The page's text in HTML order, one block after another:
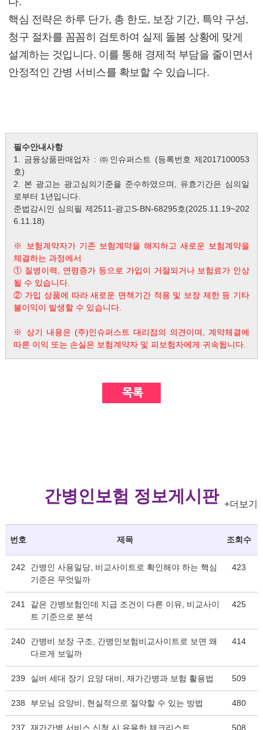
핵심 전략은 하루 단가, 총 한도, 보장 기간, 특약 구성,
청구 절차를 꼼꼼히 검토하여 실제 돌봄 상황에 맞게
설계하는 것입니다. 이를 통해 경제적 부담을 줄이면서
안정적인 간병 서비스를 확보할 수 있습니다.
필수안내사항
1. 금융상품판매업자 : ㈜인슈퍼스트 (등록번호 제2017100053
호)
2. 본 광고는 광고심의기준을 준수하였으며, 유효기간은 심의일
로부터 1년입니다.
준법감시인 심의필 제2511-광고S-BN-68295호(2025.11.19~202
6.11.18)
※ 보험계약자가 기존 보험계약을 해지하고 새로운 보험계약을
체결하는 과정에서
① 질병이력, 연령증가 등으로 가입이 거절되거나 보험료가 인상
될 수 있습니다.
② 가입 상품에 따라 새로운 면책기간 적용 및 보장 제한 등 기타
불이익이 발생할 수 있습니다.
※ 상기 내용은 (주)인슈퍼스트 대리점의 의견이며, 계약체결에
따른 이익 또는 손실은 보험계약자 및 피보험자에게 귀속됩니다.
간병인보험 정보게시판 +더보기
번호 제목 조회수
242
간병인 사용일당, 비교사이트로 확인해야 하는 핵심
기준은 무엇일까
423
241
같은 간병보험인데 지급 조건이 다른 이유, 비교사이
트 기준으로 분석
425
240
간병비 보장 구조, 간병인보험비교사이트로 보면 왜
다르게 보일까
414
239 실버 세대 장기 요양 대비, 재가간병과 보험 활용법 509
238 부모님 요양비, 현실적으로 절약할 수 있는 방법 480
237 재가간병 서비스 신청 시 유용한 체크리스트 508